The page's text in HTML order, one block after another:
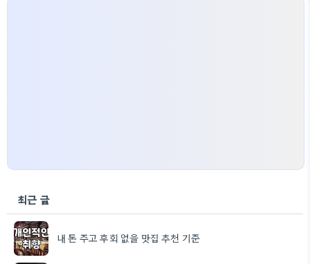
최근 글
내 돈 주고 후회 없을 맛집 추천 기준